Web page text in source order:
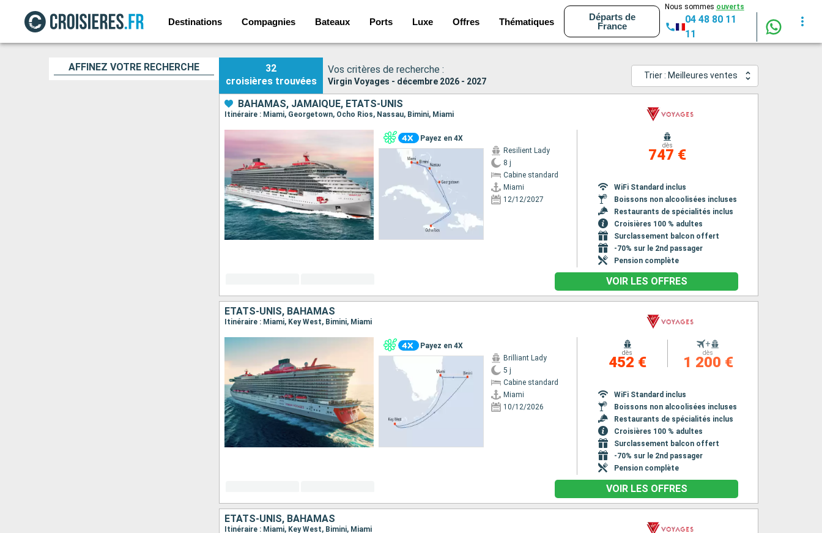
Destinations Compagnies Bateaux Ports Luxe Offres Thématiques
Départs de
France
Nous sommes ouverts
04 48 80 11
11
AFFINEZ VOTRE RECHERCHE
32
croisières trouvées
Vos critères de recherche :
Virgin Voyages - décembre 2026 - 2027
Trier : Meilleures ventes
BAHAMAS, JAMAÏQUE, ÉTATS-UNIS
Itinéraire : Miami, Georgetown, Ocho Rios, Nassau, Bimini, Miami
Payez en 4X
Resilient Lady
8 j
Cabine standard
Miami
12/12/2027
dès
747 €
WiFi Standard inclus
Boissons non alcoolisées incluses
Restaurants de spécialités inclus
Croisières 100 % adultes
Surclassement balcon offert
-70% sur le 2nd passager
Pension complète
VOIR LES OFFRES
ÉTATS-UNIS, BAHAMAS
Itinéraire : Miami, Key West, Bimini, Miami
Payez en 4X
Brilliant Lady
5 j
Cabine standard
Miami
10/12/2026
dès
452 €
+
dès
1 200 €
WiFi Standard inclus
Boissons non alcoolisées incluses
Restaurants de spécialités inclus
Croisières 100 % adultes
Surclassement balcon offert
-70% sur le 2nd passager
Pension complète
VOIR LES OFFRES
ÉTATS-UNIS, BAHAMAS
Itinéraire : Miami, Key West, Bimini, Miami